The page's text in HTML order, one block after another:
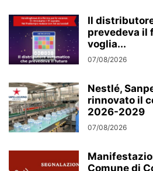
Il
prevedeva il
voglia...
07/08/2026
Nestlé,
rinnovato il
2026-2029
07/08/2026
Comune di